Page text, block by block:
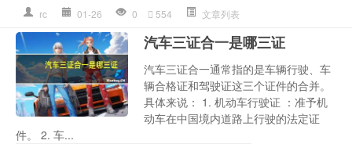
rc 01-26 0 554 文章列表
汽车三证合一是哪三证
汽车三证合一通常指的是车辆行驶、车
辆合格证和驾驶证这三个证件的合并。
具体来说： 1. 机动车行驶证 ：准予机
动车在中国境内道路上行驶的法定证
件。 2. 车...